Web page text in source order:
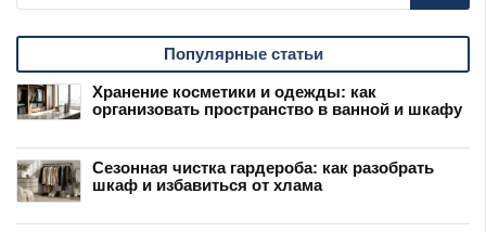
Популярные статьи
Хранение косметики и одежды: как
организовать пространство в ванной и шкафу
Сезонная чистка гардероба: как разобрать
шкаф и избавиться от хлама